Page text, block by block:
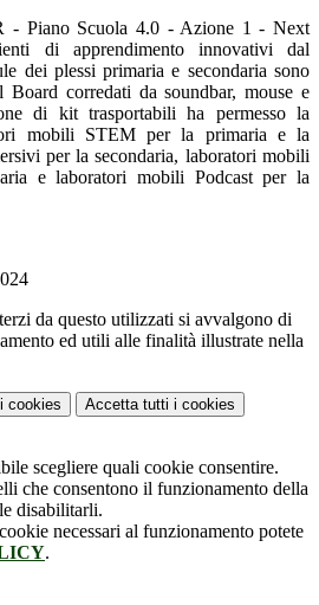
- Piano Scuola 4.0 - Azione 1 - Next
di apprendimento innovativi dal
dei plessi primaria e secondaria sono
Board corredati da soundbar, mouse e
di kit trasportabili ha permesso la
mobili STEM per la primaria e la
per la secondaria, laboratori mobili
e laboratori mobili Podcast per la
da questo utilizzati si avvalgono di
ed utili alle finalità illustrate nella
i cookies Accetta tutti i cookies
scegliere quali cookie consentire.
che consentono il funzionamento della
disabilitarli.
necessari al funzionamento potete
.